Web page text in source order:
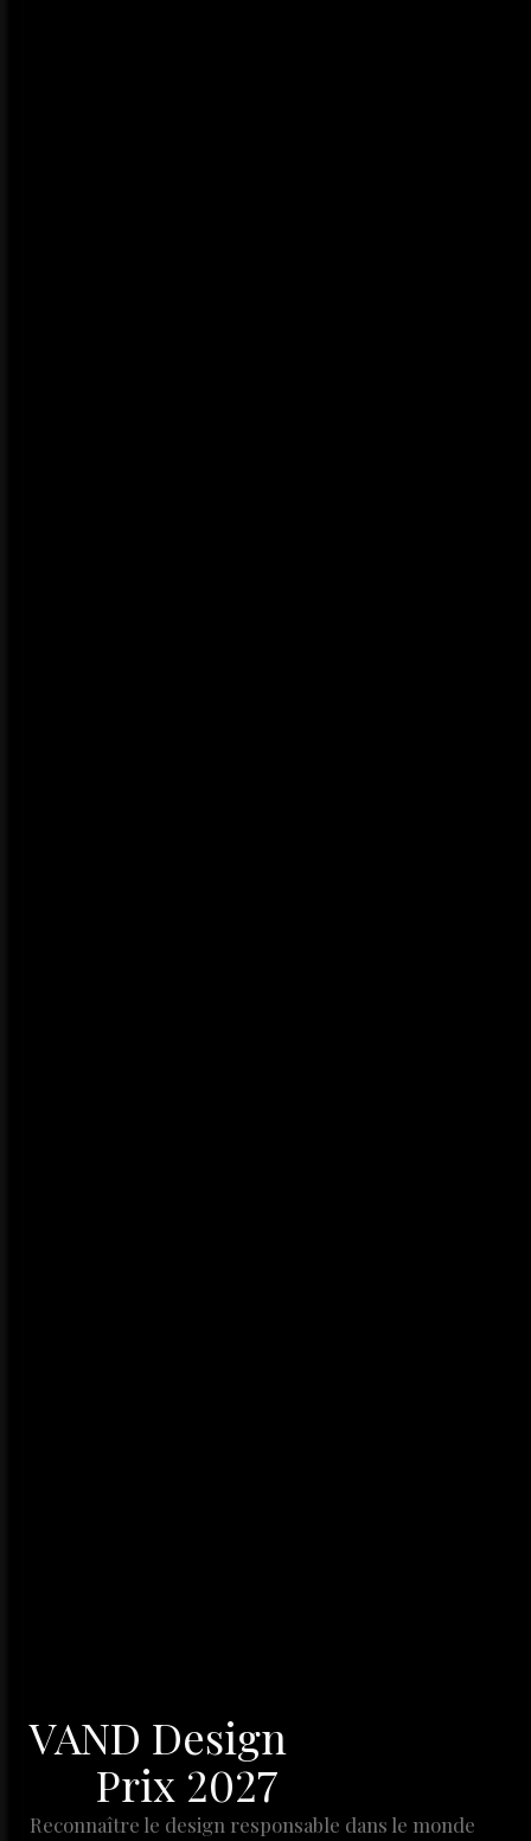
VAND Design
Prix 2027
Reconnaître le design responsable dans le monde